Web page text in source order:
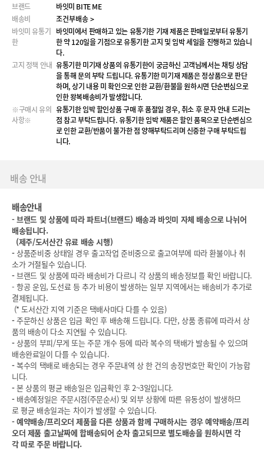
브랜드
바잇미 BITE ME
배송비
조건부배송 >
바잇미 유통기
한
바잇미에서 판매하고 있는 유통기한 기재 제품은 판매일로부터 유통기
한 약 120일을 기점으로 유통기한 고지 및 임박 세일을 진행하고 있습니
다.
고지 정책 안내 유통기한 미기재 상품의 유통기한이 궁금하신 고객님께서는 채팅 상담
을 통해 문의 부탁 드립니다. 유통기한 미기재 제품은 정상품으로 판단
하며, 상기 내용 미 확인으로 인한 교환/환불을 원하시면 단순변심으로
인한 왕복배송비가 발생합니다.
※구매시 유의
사항※
유통기한 임박 할인상품 구매 후 품절일 경우, 취소 후 문자 안내 드리는
점 참고 부탁드립니다. 유통기한 임박 제품은 할인 품목으로 단순변심으
로 인한 교환/반품이 불가한 점 양해부탁드리며 신중한 구매 부탁드립
니다.
배송 안내
배송안내
-브랜드 및 상품에 따라 파트너(브랜드) 배송과 바잇미 자체 배송으로 나뉘어
배송됩니다.
(제주/도서산간 유료 배송 시행)
- 상품준비중 상태일 경우 출고작업 준비중으로 출고여부에 따라 환불이나 취
소가 거절될수 있습니다.
-브랜드 및 상품에 따라 배송비가 다르니 각 상품의 배송정보를 확인 바랍니다.
- 항공 운임, 도선료 등 추가 비용이 발생하는 일부 지역에서는 배송비가 추가로
결제됩니다.
(* 도서산간 지역 기준은 택배사마다 다를 수 있음)
-주문하신 상품은 입금 확인 후 배송해 드립니다. 다만, 상품 종류에 따라서 상
품의 배송이 다소 지연될 수 있습니다.
- 상품의 부피/무게 또는 주문 개수 등에 따라 복수의 택배가 발송될 수 있으며
배송완료일이 다를 수 있습니다.
-복수의 택배로 배송되는 경우 주문내역 상 한 건의 송장번호만 확인이 가능합
니다.
-본 상품의 평균 배송일은 입금확인 후 2~3일입니다.
- 배송예정일은 주문시점(주문순서) 및 외부 상황에 따른 유동성이 발생하므
로 평균 배송일과는 차이가 발생할 수 있습니다.
-예약배송/프리오더 제품을 다른 상품과 함께 구매하시는 경우 예약배송/프리
오더 제품 출고날짜에 합배송되어 순차 출고되므로 별도배송을 원하시면 각
각 따로 주문 바랍니다.